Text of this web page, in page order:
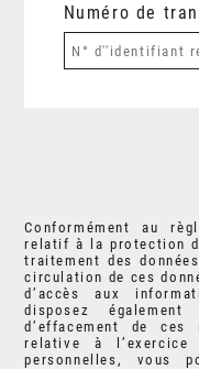
Numéro de
Conformément au
relatif à la protection
traitement des
circulation de ces
d’accès aux
disposez
d’effacement de ces
relative à
personnelles, vous